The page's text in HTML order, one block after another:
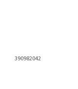
390982042